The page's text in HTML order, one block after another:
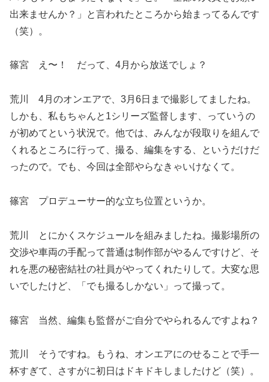
出来ませんか？」と言われたところから始まってるんです
（笑）。
篠宮 え〜！ だって、4月から放送でしょ？
荒川 4月のオンエアで、3月6日まで撮影してましたね。
しかも、私もちゃんと1シリーズ監督します、っていうの
が初めてという状況で。他では、みんなが段取りを組んで
くれるところに行って、撮る、編集をする、というだけだ
ったので。でも、今回は全部やらなきゃいけなくて。
篠宮 プロデューサー的な立ち位置というか。
荒川 とにかくスケジュールを組みましたね。撮影場所の
交渉や車両の手配って普通は制作部がやるんですけど、そ
れを悪の秘密結社の社員がやってくれたりして。大変な思
いでしたけど、「でも撮るしかない」って撮って。
篠宮 当然、編集も監督がご自分でやられるんですよね？
荒川 そうですね。もうね、オンエアにのせることで手一
杯すぎて、さすがに初日はドキドキしましたけど（笑）。